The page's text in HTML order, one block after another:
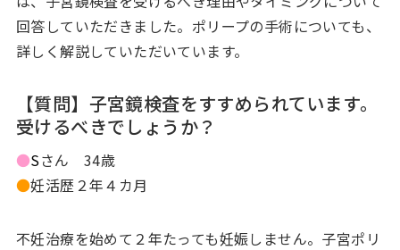
回答していただきました。ポリープの手術についても、
詳しく解説していただいています。
【質問】子宮鏡検査をすすめられています。
受けるべきでしょうか？
●Sさん 34歳
●妊活歴２年４カ月
不妊治療を始めて２年たっても妊娠しません。子宮ポリ